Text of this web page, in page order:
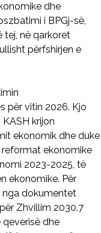
dhe
i BPGj-së,
tej, në qarkoret
përfshirjen e
për vitin 2026. Kjo
krijon
ekonomik dhe duke
ekonomike
2023-2025, të
ekonomike. Për
nga dokumentet
Zhvillim 2030.7
dhe